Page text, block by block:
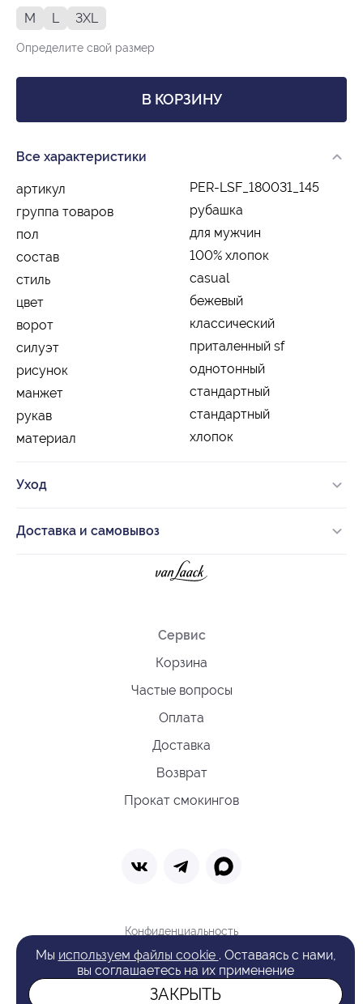
M
L 3XL
Определите свой размер
В КОРЗИНУ
Все характеристики
артикул
PER-LSF_180031_145
группа товаров
рубашка
пол
для мужчин
состав
100% хлопок
стиль
casual
цвет
бежевый
ворот
классический
силуэт
приталенный sf
рисунок
однотонный
манжет
стандартный
рукав
стандартный
материал
хлопок
Уход
Доставка и самовывоз
Сервис
Корзина
Частые вопросы
Оплата
Доставка
Возврат
Прокат смокингов
Конфиденциальность
Политика обработки cookie
Оферта
Поиск
Мы используем файлы cookie . Оставаясь с нами,
вы соглашаетесь на их применение
ЗАКРЫТЬ